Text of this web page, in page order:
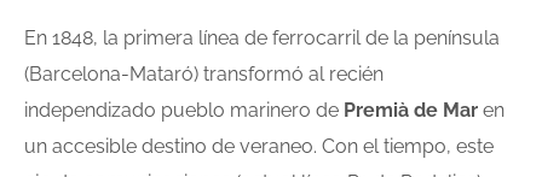
En 1848, la primera línea de ferrocarril de la península
(Barcelona-Mataró) transformó al recién
independizado pueblo marinero de Premià de Mar en
un accesible destino de veraneo. Con el tiempo, este